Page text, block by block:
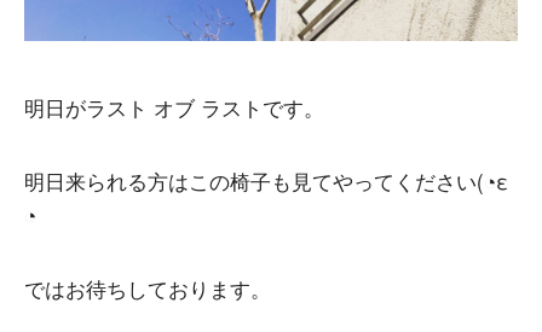
明日がラスト オブ ラストです。
明日来られる方はこの椅子も見てやってください(◔ε
◔
ではお待ちしております。